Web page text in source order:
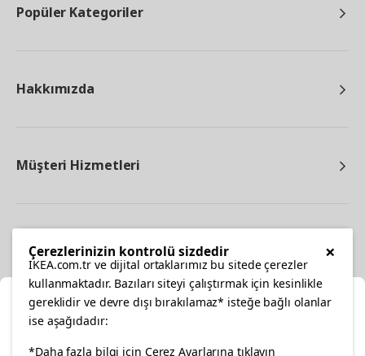
Popüler Kategoriler
Hakkımızda
Müşteri Hizmetleri
Konumunuzu Seçin
×
Çerezlerinizin kontrolü sizdedir
IKEA.com.tr ve dijital ortaklarımız bu sitede çerezler
kullanmaktadır. Bazıları siteyi çalıştırmak için kesinlikle
gereklidir ve devre dışı bırakılamaz* isteğe bağlı olanlar
ise aşağıdadır:
*Daha fazla bilgi için Çerez Ayarlarına tıklayın